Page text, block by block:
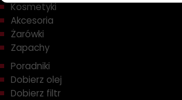
Kosmetyki
Akcesoria
Żarówki
Zapachy
Poradniki
Dobierz olej
Dobierz filtr